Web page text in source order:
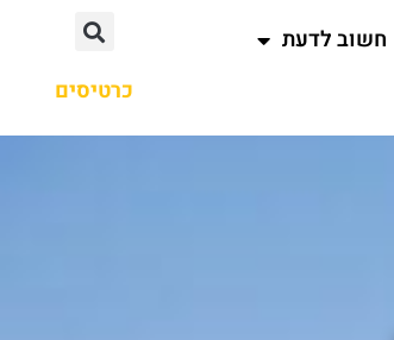
חשוב לדעת
כרטיסים